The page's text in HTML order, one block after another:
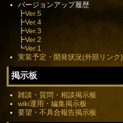
バージョンアップ履歴
┣Ver.5
┣Ver.4
┣Ver.3
┣Ver.2
┗Ver.1
実装予定・開発状況(外部リンク)
掲示板
雑談・質問・相談掲示板
wiki運用・編集掲示板
要望・不具合報告掲示板